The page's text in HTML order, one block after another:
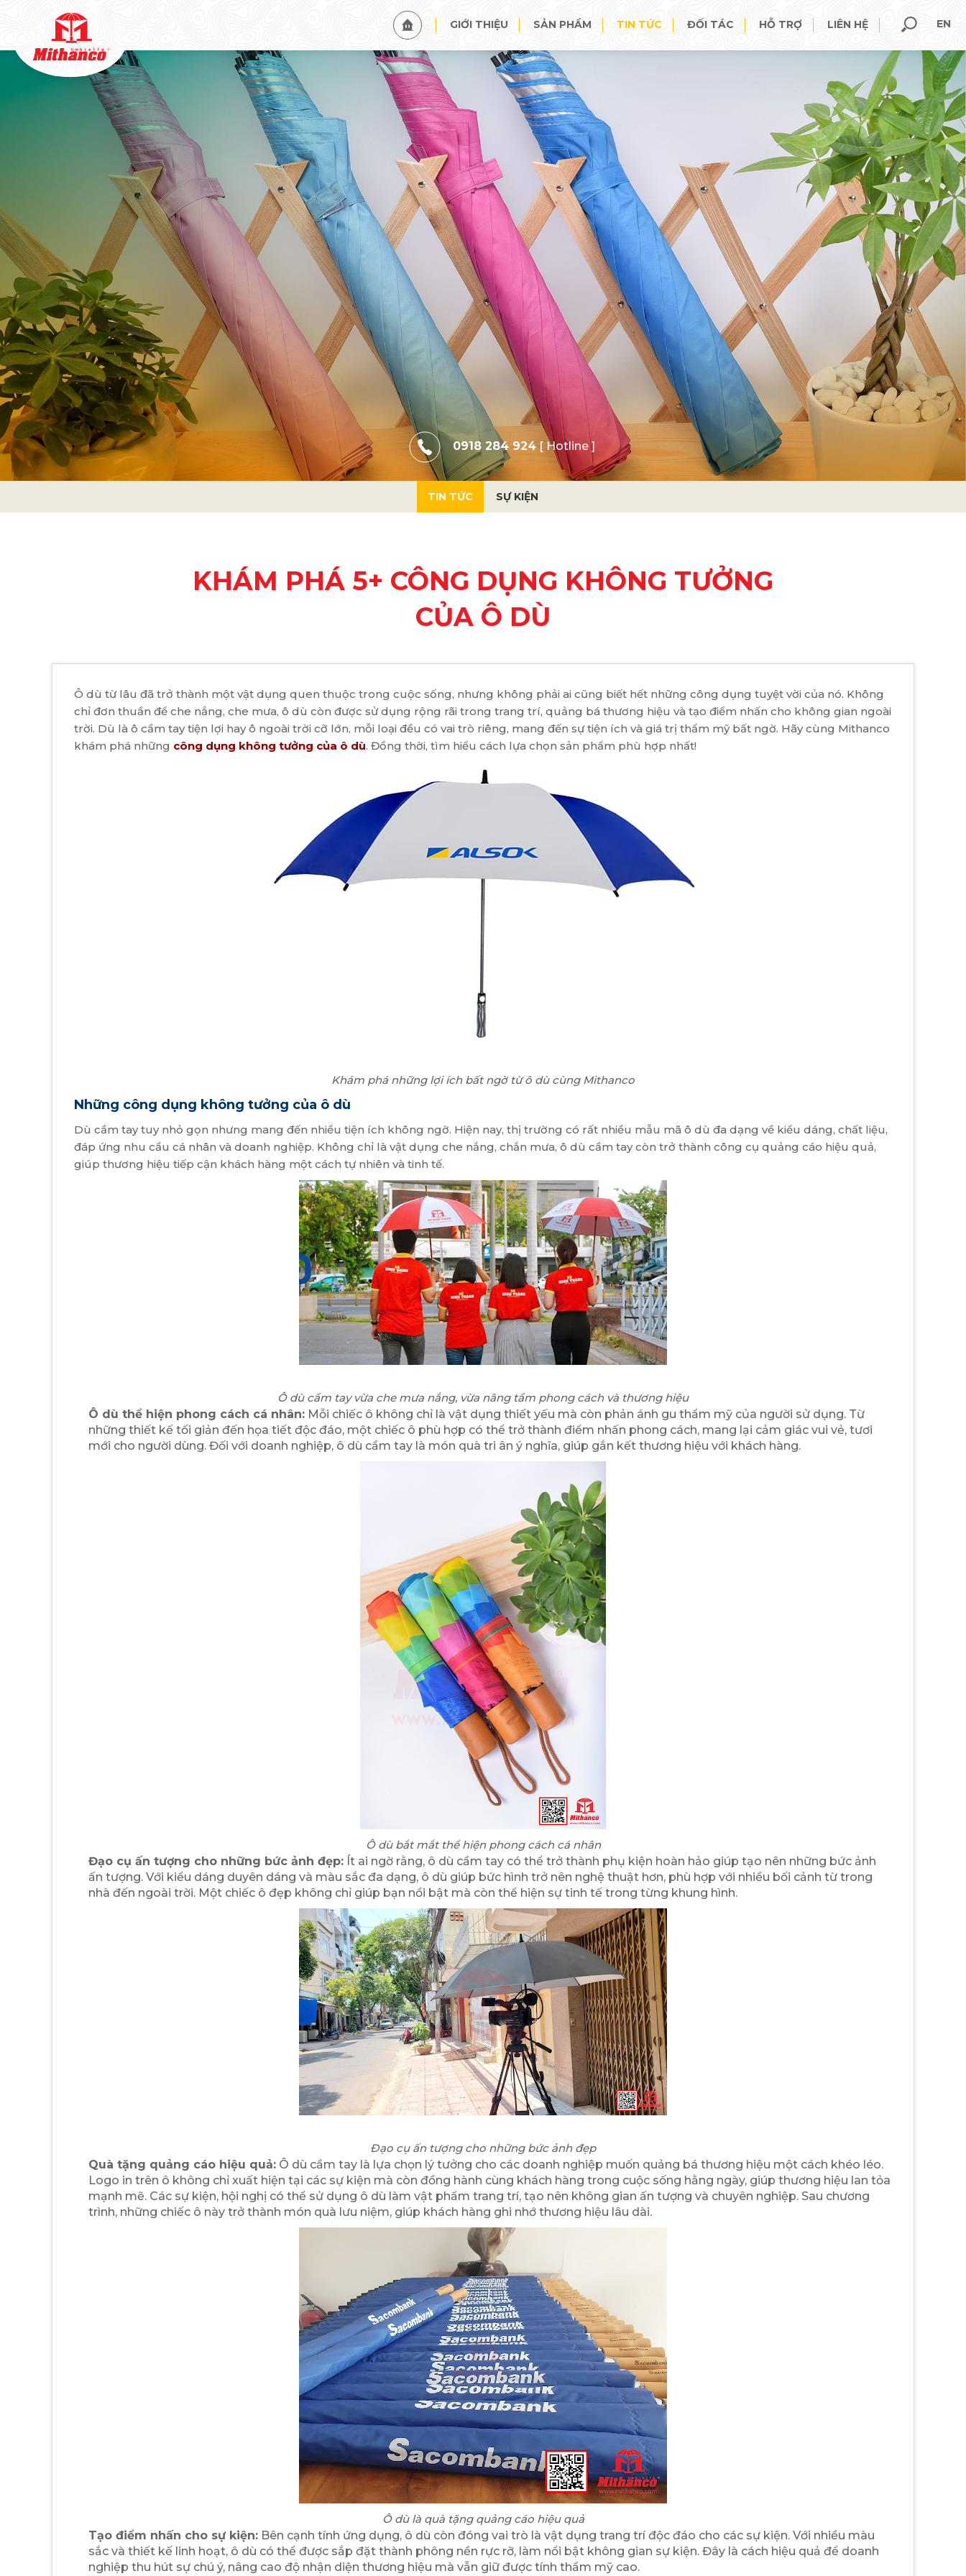
EN
GIỚI THIỆU SẢN PHẨM TIN TỨC ĐỐI TÁC HỖ TRỢ LIÊN HỆ
TIN TỨC SỰ KIỆN
0918 284 924 [ Hotline ]
TIN TỨC SỰ KIỆN
KHÁM PHÁ 5+ CÔNG DỤNG KHÔNG TƯỞNG
CỦA Ô DÙ
Ô dù từ lâu đã trở thành một vật dụng quen thuộc trong cuộc sống, nhưng không phải ai cũng biết hết những công dụng tuyệt vời của nó. Không
chỉ đơn thuần để che nắng, che mưa, ô dù còn được sử dụng rộng rãi trong trang trí, quảng bá thương hiệu và tạo điểm nhấn cho không gian ngoài
trời. Dù là ô cầm tay tiện lợi hay ô ngoài trời cỡ lớn, mỗi loại đều có vai trò riêng, mang đến sự tiện ích và giá trị thẩm mỹ bất ngờ. Hãy cùng Mithanco
khám phá những công dụng không tưởng của ô dù. Đồng thời, tìm hiểu cách lựa chọn sản phẩm phù hợp nhất!
Khám phá những lợi ích bất ngờ từ ô dù cùng Mithanco
Những công dụng không tưởng của ô dù
Dù cầm tay tuy nhỏ gọn nhưng mang đến nhiều tiện ích không ngờ. Hiện nay, thị trường có rất nhiều mẫu mã ô dù đa dạng về kiểu dáng, chất liệu,
đáp ứng nhu cầu cá nhân và doanh nghiệp. Không chỉ là vật dụng che nắng, chắn mưa, ô dù cầm tay còn trở thành công cụ quảng cáo hiệu quả,
giúp thương hiệu tiếp cận khách hàng một cách tự nhiên và tinh tế.
Ô dù cầm tay vừa che mưa nắng, vừa nâng tầm phong cách và thương hiệu
Ô dù thể hiện phong cách cá nhân: Mỗi chiếc ô không chỉ là vật dụng thiết yếu mà còn phản ánh gu thẩm mỹ của người sử dụng. Từ
những thiết kế tối giản đến họa tiết độc đáo, một chiếc ô phù hợp có thể trở thành điểm nhấn phong cách, mang lại cảm giác vui vẻ, tươi
mới cho người dùng. Đối với doanh nghiệp, ô dù cầm tay là món quà tri ân ý nghĩa, giúp gắn kết thương hiệu với khách hàng.
Ô dù bắt mắt thể hiện phong cách cá nhân
Đạo cụ ấn tượng cho những bức ảnh đẹp: Ít ai ngờ rằng, ô dù cầm tay có thể trở thành phụ kiện hoàn hảo giúp tạo nên những bức ảnh
ấn tượng. Với kiểu dáng duyên dáng và màu sắc đa dạng, ô dù giúp bức hình trở nên nghệ thuật hơn, phù hợp với nhiều bối cảnh từ trong
nhà đến ngoài trời. Một chiếc ô đẹp không chỉ giúp bạn nổi bật mà còn thể hiện sự tinh tế trong từng khung hình.
Đạo cụ ấn tượng cho những bức ảnh đẹp
Quà tặng quảng cáo hiệu quả: Ô dù cầm tay là lựa chọn lý tưởng cho các doanh nghiệp muốn quảng bá thương hiệu một cách khéo léo.
Logo in trên ô không chỉ xuất hiện tại các sự kiện mà còn đồng hành cùng khách hàng trong cuộc sống hằng ngày, giúp thương hiệu lan tỏa
mạnh mẽ. Các sự kiện, hội nghị có thể sử dụng ô dù làm vật phẩm trang trí, tạo nên không gian ấn tượng và chuyên nghiệp. Sau chương
trình, những chiếc ô này trở thành món quà lưu niệm, giúp khách hàng ghi nhớ thương hiệu lâu dài.
Ô dù là quà tặng quảng cáo hiệu quả
Tạo điểm nhấn cho sự kiện: Bên cạnh tính ứng dụng, ô dù còn đóng vai trò là vật dụng trang trí độc đáo cho các sự kiện. Với nhiều màu
sắc và thiết kế linh hoạt, ô dù có thể được sắp đặt thành phông nền rực rỡ, làm nổi bật không gian sự kiện. Đây là cách hiệu quả để doanh
nghiệp thu hút sự chú ý, nâng cao độ nhận diện thương hiệu mà vẫn giữ được tính thẩm mỹ cao.